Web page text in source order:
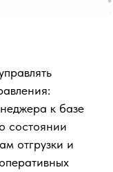
к базе
состоянии
отгрузки и